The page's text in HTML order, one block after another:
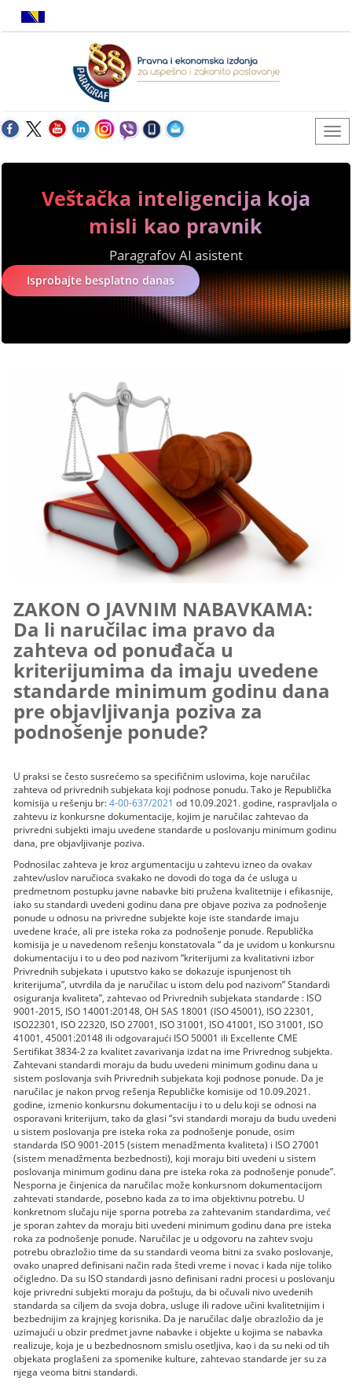
Veštačka inteligencija koja
misli kao pravnik
Paragrafov AI asistent
Isprobajte besplatno danas
ZAKON O JAVNIM NABAVKAMA:
Da li naručilac ima pravo da
zahteva od ponuđača u
kriterijumima da imaju uvedene
standarde minimum godinu dana
pre objavljivanja poziva za
podnošenje ponude?
U praksi se često susrećemo sa specifičnim uslovima, koje naručilac
zahteva od privrednih subjekata koji podnose ponudu. Tako je Republička
komisija u rešenju br:4-00-637/2021 od 10.09.2021. godine, raspravljala o
zahtevu iz konkursne dokumentacije, kojim je naručilac zahtevao da
privredni subjekti imaju uvedene standarde u poslovanju minimum godinu
dana, pre objavljivanje poziva.
Podnosilac zahteva je kroz argumentaciju u zahtevu izneo da ovakav
zahtev/uslov naručioca svakako ne dovodi do toga da će usluga u
predmetnom postupku javne nabavke biti pružena kvalitetnije i efikasnije,
iako su standardi uvedeni godinu dana pre objave poziva za podnošenje
ponude u odnosu na privredne subjekte koje iste standarde imaju
uvedene kraće, ali pre isteka roka za podnošenje ponude. Republička
komisija je u navedenom rešenju konstatovala “ da je uvidom u konkursnu
dokumentaciju i to u deo pod nazivom “kriterijumi za kvalitativni izbor
Privrednih subjekata i uputstvo kako se dokazuje ispunjenost tih
kriterijuma”, utvrdila da je naručilac u istom delu pod nazivom” Standardi
osiguranja kvaliteta”, zahtevao od Privrednih subjekata standarde : ISO
9001-2015, ISO 14001:20148, OH SAS 18001 (ISO 45001), ISO 22301,
ISO22301, ISO 22320, ISO 27001, ISO 31001, ISO 41001, ISO 31001, ISO
41001, 45001:20148 ili odgovarajući ISO 50001 ili Excellente CME
Sertifikat 3834-2 za kvalitet zavarivanja izdat na ime Privrednog subjekta.
Zahtevani standardi moraju da budu uvedeni minimum godinu dana u
sistem poslovanja svih Privrednih subjekata koji podnose ponude. Da je
naručilac je nakon prvog rešenja Republičke komisije od 10.09.2021.
godine, izmenio konkursnu dokumentaciju i to u delu koji se odnosi na
osporavani kriterijum, tako da glasi “svi standardi moraju da budu uvedeni
u sistem poslovanja pre isteka roka za podnošenje ponude, osim
standarda ISO 9001-2015 (sistem menadžmenta kvaliteta) i ISO 27001
(sistem menadžmenta bezbednosti), koji moraju biti uvedeni u sistem
poslovanja minimum godinu dana pre isteka roka za podnošenje ponude”.
Nesporna je činjenica da naručilac može konkursnom dokumentacijom
zahtevati standarde, posebno kada za to ima objektivnu potrebu. U
konkretnom slučaju nije sporna potreba za zahtevanim standardima, već
je sporan zahtev da moraju biti uvedeni minimum godinu dana pre isteka
roka za podnošenje ponude. Naručilac je u odgovoru na zahtev svoju
potrebu obrazložio time da su standardi veoma bitni za svako poslovanje,
ovako unapred definisani način rada štedi vreme i novac i kada nije toliko
očigledno. Da su ISO standardi jasno definisani radni procesi u poslovanju
koje privredni subjekti moraju da poštuju, da bi očuvali nivo uvedenih
standarda sa ciljem da svoja dobra, usluge ili radove učini kvalitetnijim i
bezbednijim za krajnjeg korisnika. Da je naručilac dalje obrazložio da je
uzimajući u obzir predmet javne nabavke i objekte u kojima se nabavka
realizuje, koja je u bezbednosnom smislu osetljiva, kao i da su neki od tih
objekata proglašeni za spomenike kulture, zahtevao standarde jer su za
njega veoma bitni standardi.